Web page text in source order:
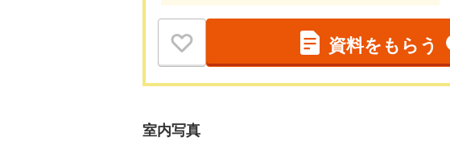
資料をもらう
室内写真